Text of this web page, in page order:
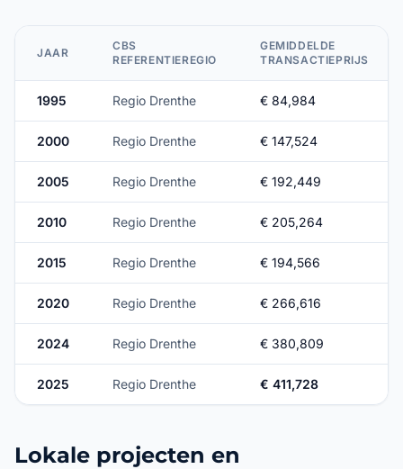
JAAR
CBS
REFERENTIEREGIO
GEMIDDELDE
TRANSACTIEPRIJS
1995 Regio Drenthe € 84,984
2000 Regio Drenthe € 147,524
2005 Regio Drenthe € 192,449
2010 Regio Drenthe € 205,264
2015 Regio Drenthe € 194,566
2020 Regio Drenthe € 266,616
2024 Regio Drenthe € 380,809
2025 Regio Drenthe € 411,728
Lokale projecten en